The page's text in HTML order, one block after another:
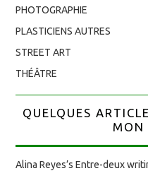
PHOTOGRAPHIE
PLASTICIENS AUTRES
STREET ART
THÉÂTRE
QUELQUES
MON
Alina Reyes’s Entre-deux